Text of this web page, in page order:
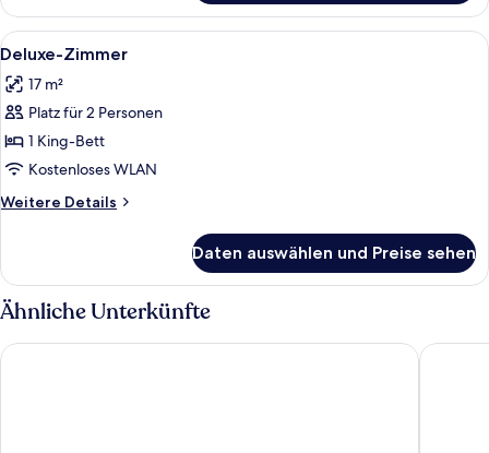
Suite
(Mini)
Alle
Fotos
für
Deluxe-
Zimmer
anzeigen
Ein Hotelzimmer mit einem großen
2
Deluxe-Zimmer
17 m²
Platz für 2 Personen
1 King-Bett
Kostenloses WLAN
Weitere Details
Weitere
Zimmer
Daten auswählen und Preise sehen
Ähnliche Unterkünfte
Rosedon Hotel The